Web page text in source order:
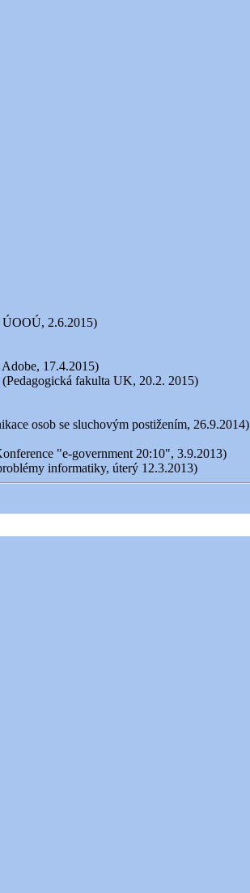
ÚOOÚ, 2.6.2015)
Adobe, 17.4.2015)
(Pedagogická fakulta UK, 20.2. 2015)
osob se sluchovým postižením, 26.9.2014)
"e-government 20:10", 3.9.2013)
informatiky, úterý 12.3.2013)